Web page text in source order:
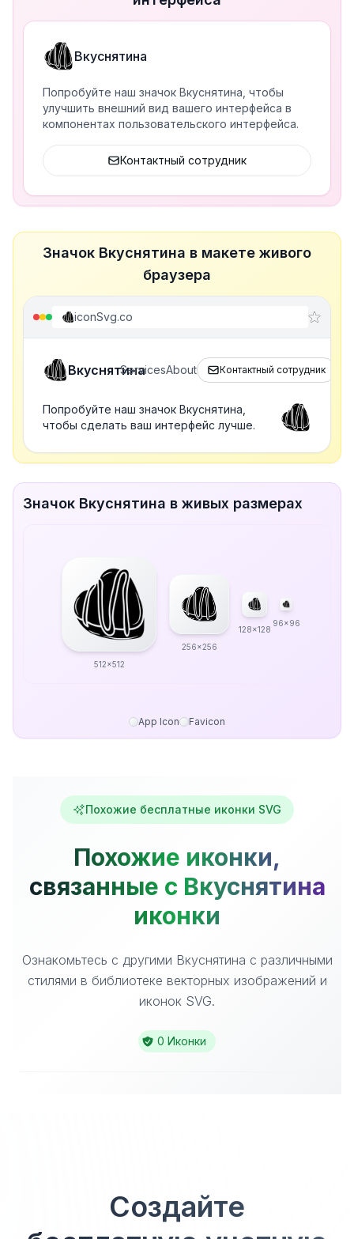
Вкуснятина
Попробуйте наш значок Вкуснятина, чтобы
улучшить внешний вид вашего интерфейса в
компонентах пользовательского интерфейса.
Контактный сотрудник
Значок Вкуснятина в макете живого
браузера
iconSvg.co
Вкуснятина
ServicesAbout Контактный сотрудник
Попробуйте наш значок Вкуснятина,
чтобы сделать ваш интерфейс лучше.
Значок Вкуснятина в живых размерах
512x512
256x256
128x128
96x96
App Icon Favicon
Похожие бесплатные иконки SVG
Похожие иконки,
связанные с Вкуснятина
иконки
Ознакомьтесь с другими Вкуснятина с различными
стилями в библиотеке векторных изображений и
иконок SVG.
0 Иконки
Создайте